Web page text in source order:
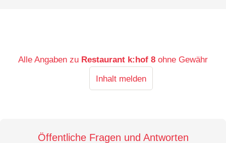
Alle Angaben zu Restaurant k:hof 8 ohne Gewähr
Inhalt melden
Öffentliche Fragen und Antworten